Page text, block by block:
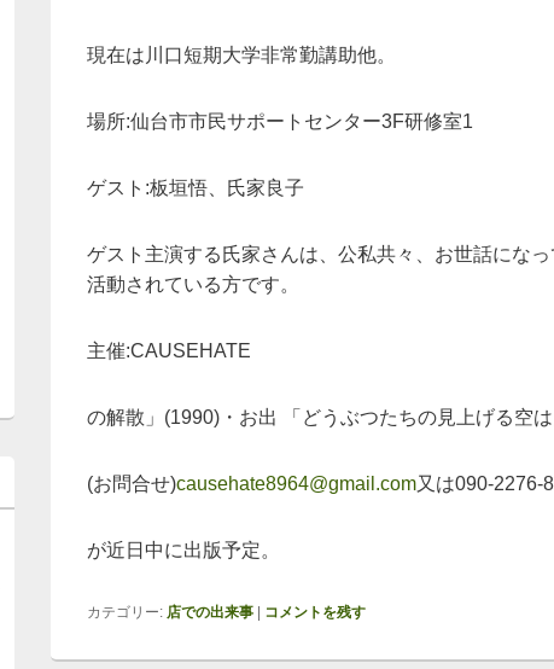
現在は川口短期大学非常勤講助他。
場所:仙台市市民サポートセンター3F研修室1
ゲスト:板垣悟、氏家良子
ゲスト主演する氏家さんは、公私共々、お世話にな
活動されている方です。
主催:CAUSEHATE
の解散」(1990)・お出 「どうぶつたちの見上げる空
(お問合せ)causehate8964@gmail.com又は090-2276-
が近日中に出版予定。
カテゴリー: 店での出来事 | コメントを残す